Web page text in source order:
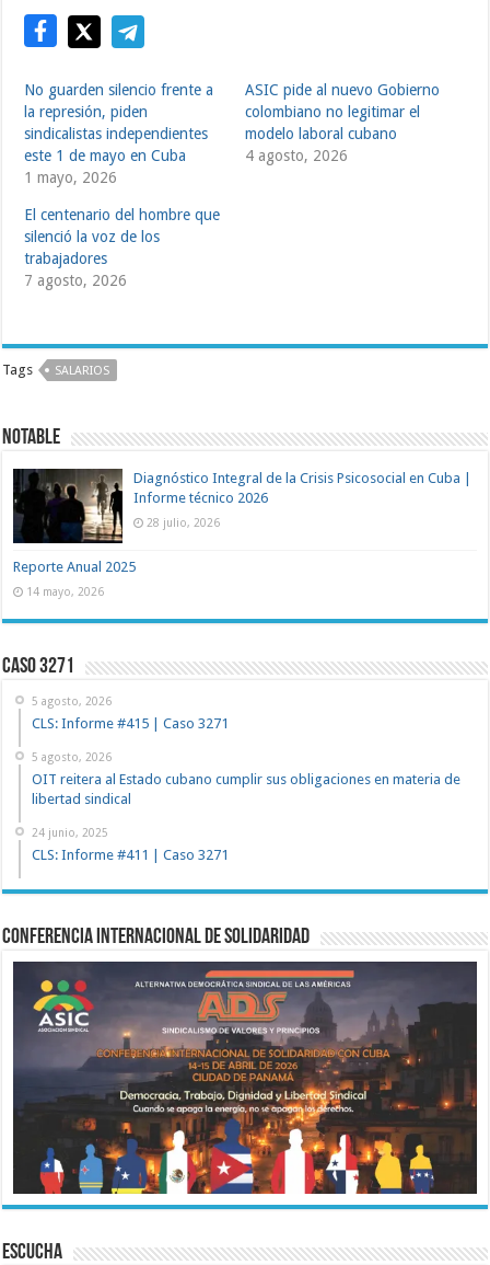
No guarden silencio frente a
la represión, piden
sindicalistas independientes
este 1 de mayo en Cuba
1 mayo, 2026
ASIC pide al nuevo Gobierno
colombiano no legitimar el
modelo laboral cubano
4 agosto, 2026
El centenario del hombre que
silenció la voz de los
trabajadores
7 agosto, 2026
Tags SALARIOS
NOTABLE
Diagnóstico Integral de la Crisis Psicosocial en Cuba |
Informe técnico 2026
28 julio, 2026
Reporte Anual 2025
14 mayo, 2026
Caso 3271
5 agosto, 2026
CLS: Informe #415 | Caso 3271
5 agosto, 2026
OIT reitera al Estado cubano cumplir sus obligaciones en materia de
libertad sindical
24 junio, 2025
CLS: Informe #411 | Caso 3271
Conferencia Internacional de Solidaridad
ESCUCHA